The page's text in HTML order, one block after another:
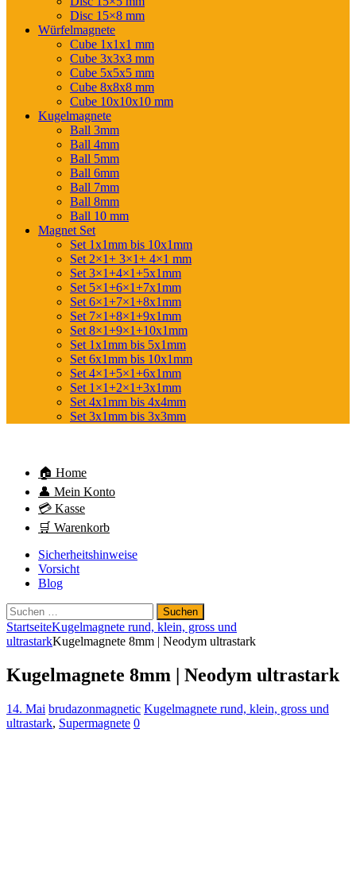
Disc 15×8 mm
Würfelmagnete
Cube 1x1x1 mm
Cube 3x3x3 mm
Cube 5x5x5 mm
Cube 8x8x8 mm
Cube 10x10x10 mm
Kugelmagnete
Ball 3mm
Ball 4mm
Ball 5mm
Ball 6mm
Ball 7mm
Ball 8mm
Ball 10 mm
Magnet Set
Set 1x1mm bis 10x1mm
Set 2×1+ 3×1+ 4×1 mm
Set 3×1+4×1+5x1mm
Set 5×1+6×1+7x1mm
Set 6×1+7×1+8x1mm
Set 7×1+8×1+9x1mm
Set 8×1+9×1+10x1mm
Set 1x1mm bis 5x1mm
Set 6x1mm bis 10x1mm
Set 4×1+5×1+6x1mm
Set 1×1+2×1+3x1mm
Set 4x1mm bis 4x4mm
Set 3x1mm bis 3x3mm
🏠 Home
👤 Mein Konto
💳 Kasse
🛒 Warenkorb
Sicherheitshinweise
Vorsicht
Blog
Suchen
nach:
StartseiteKugelmagnete rund, klein, gross und
ultrastarkKugelmagnete 8mm | Neodym ultrastark
Kugelmagnete 8mm | Neodym ultrastark
14. Mai brudazonmagnetic Kugelmagnete rund, klein, gross und
ultrastark, Supermagnete 0